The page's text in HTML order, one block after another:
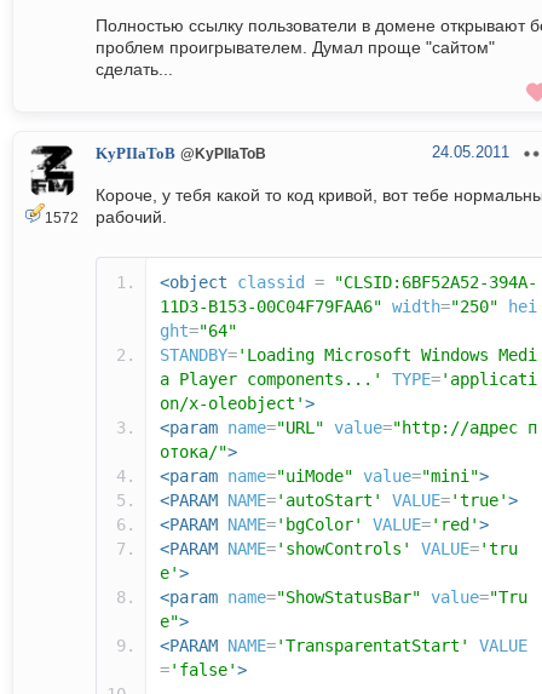
Полностью ссылку пользователи в домене открывают
проблем проигрывателем. Думал проще "сайтом"
сделать...
1572
KyPIIaToB @KyPIIaToB 24.05.2011
Короче, у тебя какой то код кривой, вот тебе
рабочий.
<object classid =
"CLSID:6BF52A52-394A-
11D3-B153-00C04F79FAA6" width="250"
hei
ght="64"
STANDBY='Loading Microsoft Windows Medi
a Player components...'
TYPE='applicati
on/x-oleobject'>
<param name="URL" value="http://адрес п
отока/">
<param name="uiMode" value="mini">
<PARAM NAME='autoStart' VALUE='true'>
<PARAM NAME='bgColor' VALUE='red'>
<PARAM NAME='showControls' VALUE='tru
e'>
<param name="ShowStatusBar" value="Tru
e">
<PARAM NAME='TransparentatStart'
VALUE
='false'>